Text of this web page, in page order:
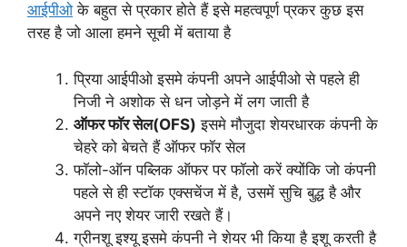
आईपीओके बहुत से प्रकार होते हैं इसे महत्वपूर्ण प्रकर कुछ इस
तरह है जो आला हमने सूची में बताया है
प्रिया आईपीओ इसमे कंपनी अपने आईपीओ से पहले ही
निजी ने अशोक से धन जोड़ने में लग जाती है
ऑफर फाॅर सेल(OFS) इसमे मौजुदा शेयरधारक कंपनी के
चेहरे को बेचते हैं ऑफर फॉर सेल
फाॅलो-ऑन पब्लिक ऑफर पर फॉलो करें क्योंकि जो कंपनी
पहले से ही स्टॉक एक्सचेंज में है, उसमें सुचि बुद्ध है और
अपने नए शेयर जारी रखते हैं।
ग्रीनशू इश्यू इसमे कंपनी ने शेयर भी किया है इशू करती है